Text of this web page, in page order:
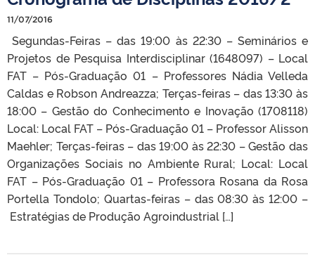
11/07/2016
Segundas-Feiras – das 19:00 às 22:30 – Seminários e
Projetos de Pesquisa Interdisciplinar (1648097) – Local
FAT – Pós-Graduação 01 – Professores Nádia Velleda
Caldas e Robson Andreazza; Terças-feiras – das 13:30 às
18:00 – Gestão do Conhecimento e Inovação (1708118)
Local: Local FAT – Pós-Graduação 01 – Professor Alisson
Maehler; Terças-feiras – das 19:00 às 22:30 – Gestão das
Organizações Sociais no Ambiente Rural; Local: Local
FAT – Pós-Graduação 01 – Professora Rosana da Rosa
Portella Tondolo; Quartas-feiras – das 08:30 às 12:00 –
Estratégias de Produção Agroindustrial […]